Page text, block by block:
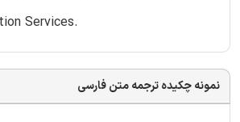
Services.
نمونه چکیده ترجمه متن فارسی